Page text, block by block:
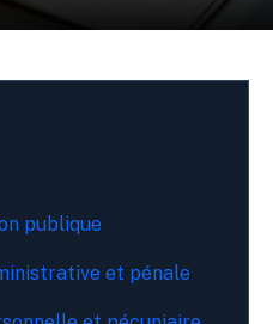
publique
et pénale